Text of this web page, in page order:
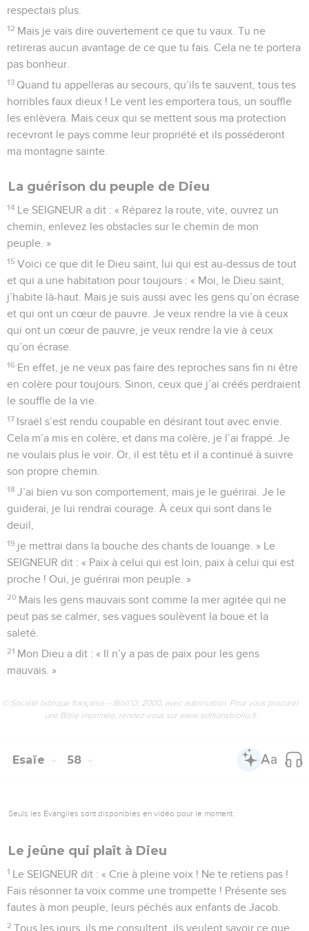
respectais plus.
12 Mais je vais dire ouvertement ce que tu vaux. Tu ne
retireras aucun avantage de ce que tu fais. Cela ne te portera
pas bonheur.
13 Quand tu appelleras au secours, qu’ils te sauvent, tous tes
horribles faux dieux ! Le vent les emportera tous, un souffle
les enlèvera. Mais ceux qui se mettent sous ma protection
recevront le pays comme leur propriété et ils posséderont
ma montagne sainte.
La guérison du peuple de Dieu
14 Le SEIGNEUR a dit : « Réparez la route, vite, ouvrez un
chemin, enlevez les obstacles sur le chemin de mon
peuple. »
15 Voici ce que dit le Dieu saint, lui qui est au-dessus de tout
et qui a une habitation pour toujours : « Moi, le Dieu saint,
j’habite là-haut. Mais je suis aussi avec les gens qu’on écrase
et qui ont un cœur de pauvre. Je veux rendre la vie à ceux
qui ont un cœur de pauvre, je veux rendre la vie à ceux
qu’on écrase.
16 En effet, je ne veux pas faire des reproches sans fin ni être
en colère pour toujours. Sinon, ceux que j’ai créés perdraient
le souffle de la vie.
17 Israël s’est rendu coupable en désirant tout avec envie.
Cela m’a mis en colère, et dans ma colère, je l’ai frappé. Je
ne voulais plus le voir. Or, il est têtu et il a continué à suivre
son propre chemin.
18 J’ai bien vu son comportement, mais je le guérirai. Je le
guiderai, je lui rendrai courage. À ceux qui sont dans le
deuil,
19 je mettrai dans la bouche des chants de louange. » Le
SEIGNEUR dit : « Paix à celui qui est loin, paix à celui qui est
proche ! Oui, je guérirai mon peuple. »
20 Mais les gens mauvais sont comme la mer agitée qui ne
peut pas se calmer, ses vagues soulèvent la boue et la
saleté.
21 Mon Dieu a dit : « Il n’y a pas de paix pour les gens
mauvais. »
© Société biblique française – Bibli’O, 2000, avec autorisation. Pour vous procurer
une Bible imprimée, rendez-vous sur www.editionsbiblio.fr
Esaïe 58
Seuls les Évangiles sont disponibles en vidéo pour le moment.
Le jeûne qui plaît à Dieu
1 Le SEIGNEUR dit : « Crie à pleine voix ! Ne te retiens pas !
Fais résonner ta voix comme une trompette ! Présente ses
fautes à mon peuple, leurs péchés aux enfants de Jacob.
2 Tous les jours, ils me consultent, ils veulent savoir ce que